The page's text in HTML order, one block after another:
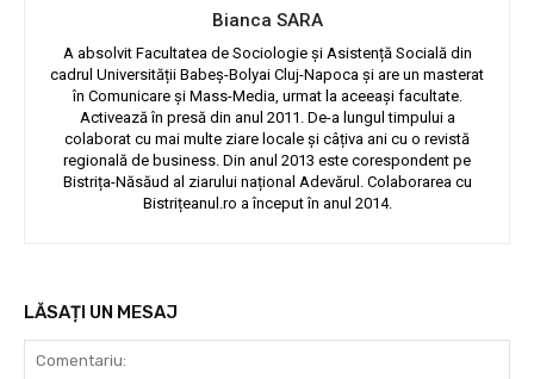
Bianca SARA
A absolvit Facultatea de Sociologie și Asistență Socială din
cadrul Universității Babeș-Bolyai Cluj-Napoca și are un masterat
în Comunicare și Mass-Media, urmat la aceeași facultate.
Activează în presă din anul 2011. De-a lungul timpului a
colaborat cu mai multe ziare locale și câțiva ani cu o revistă
regională de business. Din anul 2013 este corespondent pe
Bistrița-Năsăud al ziarului național Adevărul. Colaborarea cu
Bistrițeanul.ro a început în anul 2014.
LĂSAȚI UN MESAJ